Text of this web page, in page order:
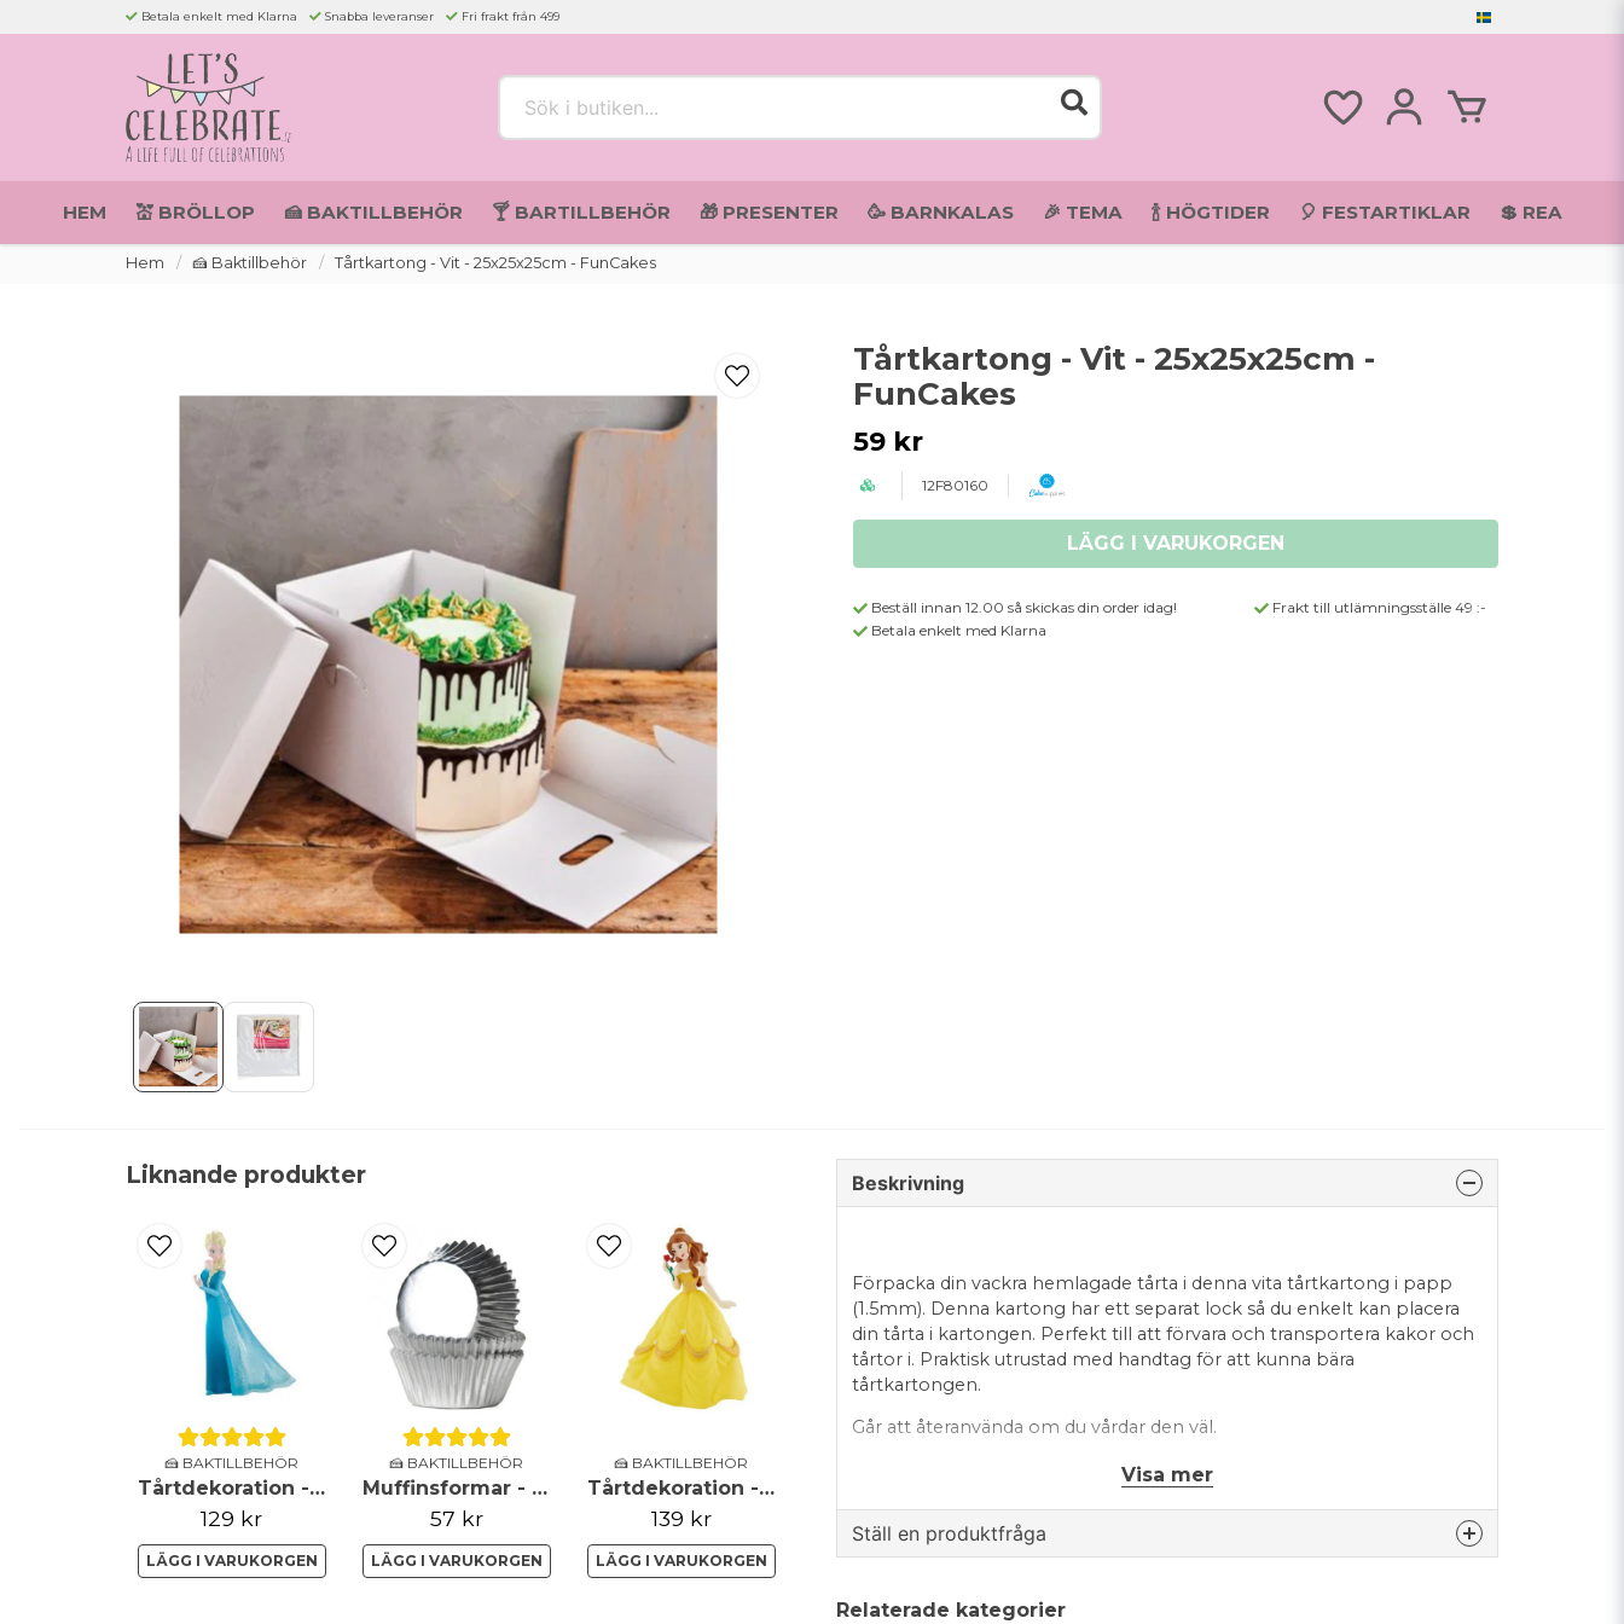
Betala enkelt med Klarna Snabba leveranser Fri frakt från 499
HEM 💒 BRÖLLOP 🍰 BAKTILLBEHÖR 🍸 BARTILLBEHÖR 🎁 PRESENTER 🥳 BARNKALAS 🎉 TEMA 🍾 HÖGTIDER 🎈 FESTARTIKLAR 💲 REA
Hem 🍰 Baktillbehör Tårtkartong - Vit - 25x25x25cm - FunCakes
Tårtkartong - Vit - 25x25x25cm -
FunCakes
59 kr
12F80160
LÄGG I VARUKORGEN
Beställ innan 12.00 så skickas din order idag!
Frakt till utlämningsställe 49 :-
Betala enkelt med Klarna
Liknande produkter
🍰 BAKTILLBEHÖR
Tårtdekoration - Frozen - Elsa
129 kr
LÄGG I VARUKORGEN
🍰 BAKTILLBEHÖR
Muffinsformar - Mini - Metallic - Silver
57 kr
LÄGG I VARUKORGEN
🍰 BAKTILLBEHÖR
Tårtdekoration - Belle
139 kr
LÄGG I VARUKORGEN
Beskrivning
Förpacka din vackra hemlagade tårta i denna vita tårtkartong i papp
(1.5mm). Denna kartong har ett separat lock så du enkelt kan placera
din tårta i kartongen. Perfekt till att förvara och transportera kakor och
tårtor i. Praktisk utrustad med handtag för att kunna bära
tårtkartongen.
Går att återanvända om du vårdar den väl.
Innehåller 1st tårtkartong
Visa mer
Ställ en produktfråga
Fråga oss något om denna produkten...
Relaterade kategorier